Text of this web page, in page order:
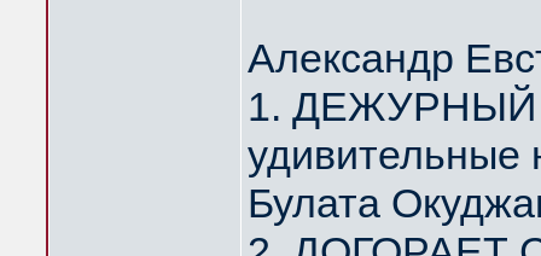
Александр
1. ДЕЖУРНЫЙ
Булата